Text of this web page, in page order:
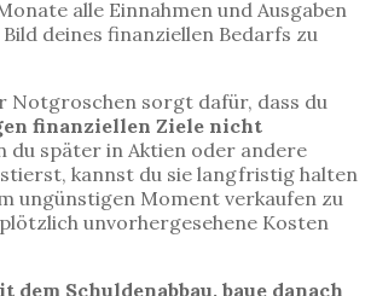
alle Einnahmen und Ausgaben
deines finanziellen Bedarfs zu
Notgroschen sorgt dafür, dass du
finanziellen Ziele nicht
du später in Aktien oder andere
kannst du sie langfristig halten
ungünstigen Moment verkaufen zu
unvorhergesehene Kosten
dem Schuldenabbau, baue danach